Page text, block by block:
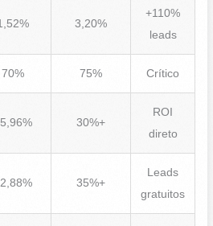
3,20%
+110%
leads
70% 75% Crítico
30%+
ROI
direto
35%+
Leads
gratuitos